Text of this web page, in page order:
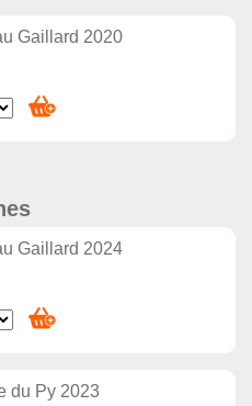
Gaillard 2020
Gaillard 2024
du Py 2023